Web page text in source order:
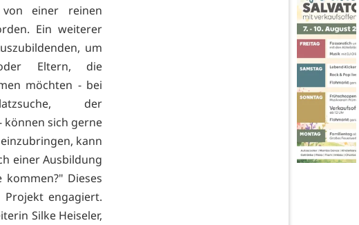
einer reinen
Ein weiterer
um
oder Eltern, die
möchten - bei
der
können sich gerne
kann
einer Ausbildung
Dieses
engagiert.
Silke Heiseler,